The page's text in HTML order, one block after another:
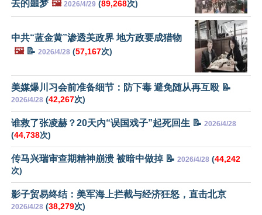
去的噩梦 🖼️ 2026/4/29 (89,268次)
中共“蓝金黄”渗透美政界 地方政要成猎物
🖼️📝 2026/4/28 (57,167次)
美媒爆川习会前准备细节：防下毒 避免随从再互殴 📝
2026/4/28 (42,267次)
谁救了张凌赫？20天内“误国戏子”起死回生 📝 2026/4/28
(44,738次)
传马兴瑞审查期精神崩溃 被暗中做掉 📝 2026/4/28 (44,242
次)
影子贸易终结：美军海上拦截与经济狂怒，直击北京
2026/4/28 (38,279次)